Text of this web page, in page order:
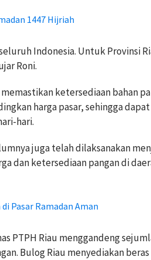
1447 Hijriah
Indonesia. Untuk Provinsi
Roni.
ketersediaan bahan
harga pasar, sehingga
hari.
juga telah dilaksanakan
dan ketersediaan pangan di
Pasar Ramadan Aman
PTPH Riau menggandeng
Bulog Riau menyediakan beras